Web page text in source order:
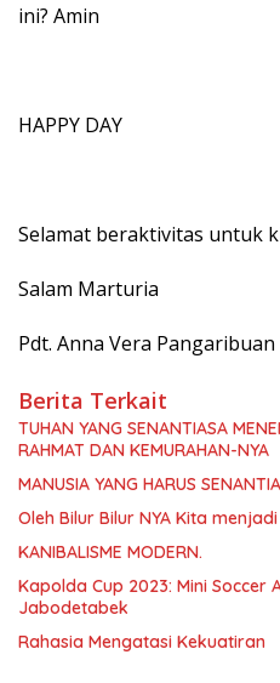
ini? Amin
HAPPY DAY
Selamat beraktivitas untuk
Salam Marturia
Pdt. Anna Vera Pangaribuan
Berita Terkait
TUHAN YANG SENANTIASA
RAHMAT DAN KEMURAHAN-NYA
MANUSIA YANG HARUS
Oleh Bilur Bilur NYA Kita
KANIBALISME MODERN.
Kapolda Cup 2023: Mini Soccer
Jabodetabek
Rahasia Mengatasi Kekuatiran